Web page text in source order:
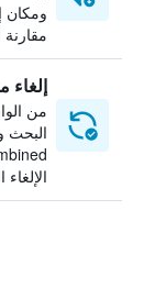
ومكان
مقارنة
إلغاء
من
البحث